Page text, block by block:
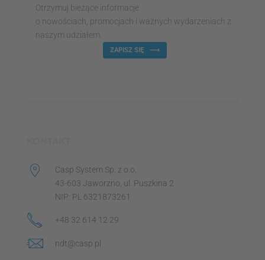
Otrzymuj bieżące informacje
o nowościach, promocjach i ważnych wydarzeniach z
naszym udziałem.
ZAPISZ SIĘ
Casp System Sp. z o.o.
43-603 Jaworzno, ul. Puszkina 2
NIP: PL 6321873261
+48 32 614 12 29
ndt@casp.pl